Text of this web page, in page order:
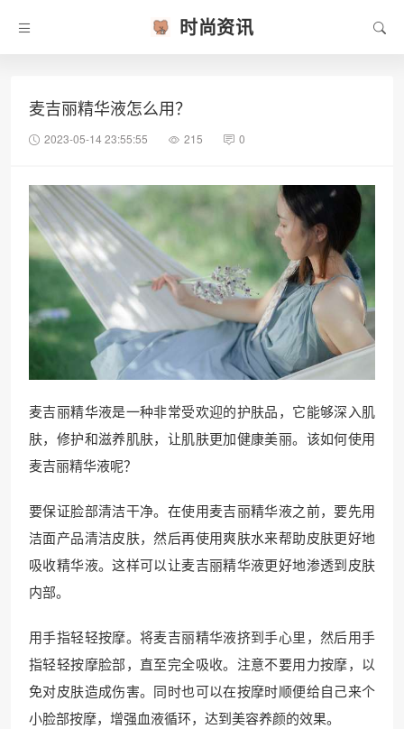
时尚资讯
麦吉丽精华液怎么用？
2023-05-14 23:55:55 215 0
麦吉丽精华液是一种非常受欢迎的护肤品，它能够深入肌
肤，修护和滋养肌肤，让肌肤更加健康美丽。该如何使用
麦吉丽精华液呢？
要保证脸部清洁干净。在使用麦吉丽精华液之前，要先用
洁面产品清洁皮肤，然后再使用爽肤水来帮助皮肤更好地
吸收精华液。这样可以让麦吉丽精华液更好地渗透到皮肤
内部。
用手指轻轻按摩。将麦吉丽精华液挤到手心里，然后用手
指轻轻按摩脸部，直至完全吸收。注意不要用力按摩，以
免对皮肤造成伤害。同时也可以在按摩时顺便给自己来个
小脸部按摩，增强血液循环，达到美容养颜的效果。